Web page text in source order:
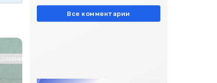
/ Другие новости / Знакомства / Интернет технологии
подчеркивает остроту
Все комментарии